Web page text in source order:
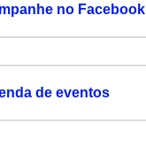
no Facebook
de eventos